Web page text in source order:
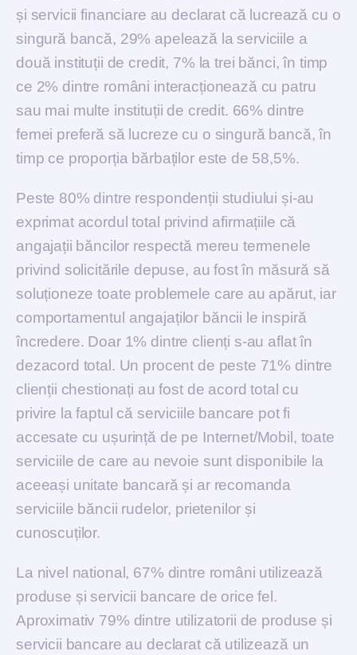
și servicii financiare au declarat că lucrează cu o
singură bancă, 29% apelează la serviciile a
două instituții de credit, 7% la trei bănci, în timp
ce 2% dintre români interacționează cu patru
sau mai multe instituții de credit. 66% dintre
femei preferă să lucreze cu o singură bancă, în
timp ce proporția bărbaților este de 58,5%.
Peste 80% dintre respondenții studiului și-au
exprimat acordul total privind afirmațiile că
angajații băncilor respectă mereu termenele
privind solicitările depuse, au fost în măsură să
soluționeze toate problemele care au apărut, iar
comportamentul angajaților băncii le inspiră
încredere. Doar 1% dintre clienți s-au aflat în
dezacord total. Un procent de peste 71% dintre
clienții chestionați au fost de acord total cu
privire la faptul că serviciile bancare pot fi
accesate cu ușurință de pe Internet/Mobil, toate
serviciile de care au nevoie sunt disponibile la
aceeași unitate bancară și ar recomanda
serviciile băncii rudelor, prietenilor și
cunoscuților.
La nivel national, 67% dintre români utilizează
produse și servicii bancare de orice fel.
Aproximativ 79% dintre utilizatorii de produse și
servicii bancare au declarat că utilizează un